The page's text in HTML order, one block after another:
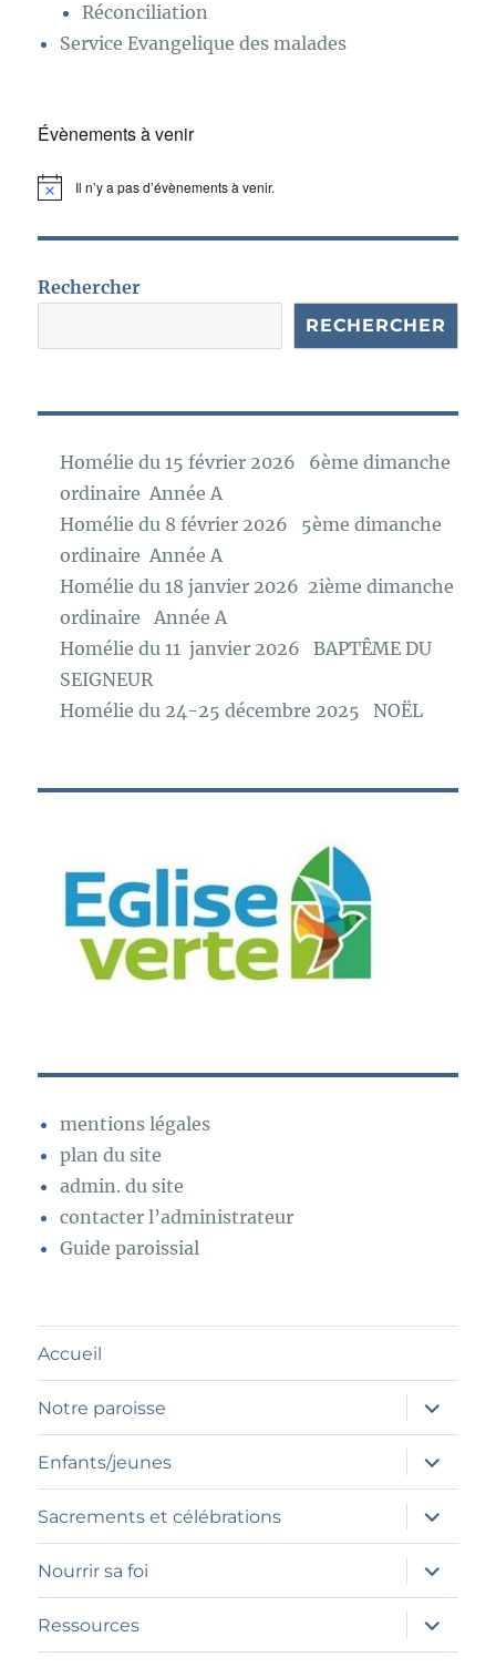
Réconciliation
Service Evangelique des malades
Évènements à venir
N
e
Il n’y a pas d’évènements à venir.
Rechercher
RECHERCHER
Homélie du 15 février 2026 6ème dimanche
ordinaire Année A
Homélie du 8 février 2026 5ème dimanche
ordinaire Année A
Homélie du 18 janvier 2026 2ième dimanche
ordinaire Année A
Homélie du 11 janvier 2026 BAPTÊME DU
SEIGNEUR
Homélie du 24-25 décembre 2025 NOËL
mentions légales
plan du site
admin. du site
contacter l’administrateur
Guide paroissial
Accueil
Notre paroisse
ouvrir
le
sous-
menu
Enfants/jeunes
ouvrir
le
sous-
menu
Sacrements et célébrations
ouvrir
le
sous-
menu
Nourrir sa foi
ouvrir
le
sous-
menu
Ressources
ouvrir
le
sous-